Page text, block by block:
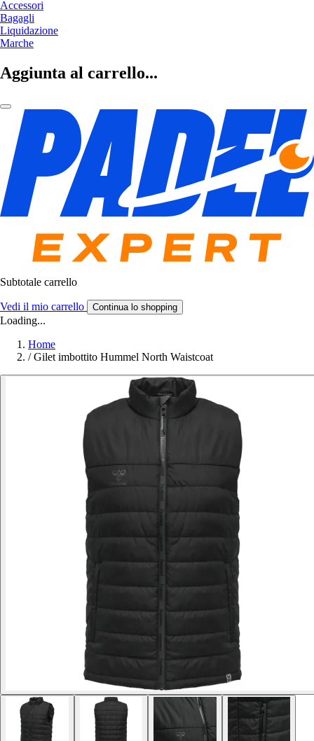
Accessori
Bagagli
Liquidazione
Marche
Aggiunta al carrello...
Subtotale carrello
Vedi il mio carrello Continua lo shopping
Loading...
Home
/ Gilet imbottito Hummel North Waistcoat